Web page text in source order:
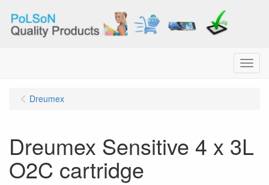
Menu
Dreumex
Dreumex Sensitive 4 x 3L
O2C cartridge